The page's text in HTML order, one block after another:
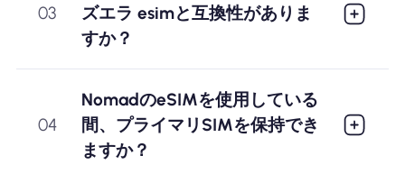
03
ズエラ esimと互換性がありま
すか？
04
NomadのeSIMを使用している
間、プライマリSIMを保持でき
ますか？